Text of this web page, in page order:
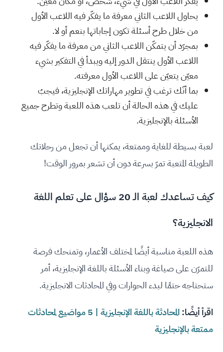
يحاول اللاعب الثاني معرفة ما يفكّر فيه اللاعب الأول
من خلال طرح أسئلة تكون إجاباتها بنعم أو لا.
بمجرّد أن يتمكّن اللاعب الثاني من معرفة ما يفكّر فيه
اللاعب الأول ينتقل الدور إليه ويبدأ في التفكير بشيء
معيّن يتعيّن على اللاعب الأول معرفته.
بما أنّك ترغب في تطوير مهاراتك الإنجليزية، فيجبُ
عليك في هذه الحالة أن تلعب هذه اللعبة وتطرح جميع
الأسئلة بالإنجليزية.
لعبة بسيطة للغاية وممتعة، يمكنها أن تجعل من رحلاتك
الطويلة المتعبة تمرّ بسرعة دون أن تشعر بمرور الوقت!
كيف تساعدك لعبة الـ 20 سؤال على تعلم اللغة
الانجليزية؟
هذه اللعبة مناسبة أيضًا لمختلف الأعمار، وتمنحك فرصة
للتمرّن على صياغة وبناء الأسئلة باللغة الإنجليزية، أمر
ستحتاجه حتمًا لبدء الحوارات وفي المحادثات الانجليزية.
اقرأ أيضًا:
المحادثة باللغة الإنجليزية | 5 مواضيع لمحادثات
ممتعة بالإنجليزية